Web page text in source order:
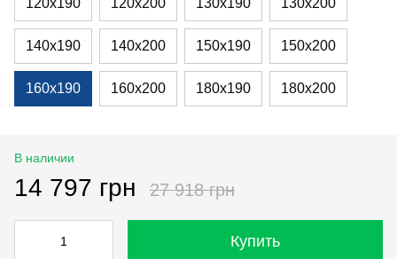
140х190 140х200 150х190 150х200
160х190 160х200 180х190 180х200
В наличии
14 797 грн 27 918 грн
Купить